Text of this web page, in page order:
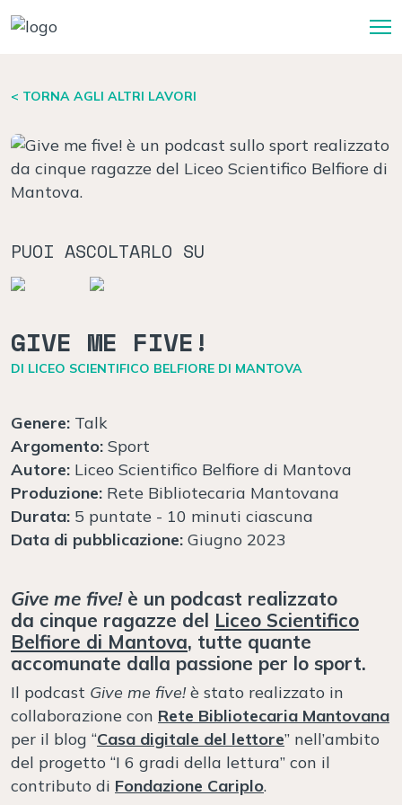
< TORNA AGLI ALTRI LAVORI
PUOI ASCOLTARLO SU
GIVE ME FIVE!
DI LICEO SCIENTIFICO BELFIORE DI MANTOVA
Genere: Talk
Argomento: Sport
Autore: Liceo Scientifico Belfiore di Mantova
Produzione: Rete Bibliotecaria Mantovana
Durata: 5 puntate - 10 minuti ciascuna
Data di pubblicazione: Giugno 2023
Give me five!è un podcast realizzato
da cinque ragazze del Liceo Scientifico
Belfiore di Mantova, tutte quante
accomunate dalla passione per lo sport.
Il podcast Give me five!è stato realizzato in
collaborazione con Rete Bibliotecaria Mantovana
per il blog “Casa digitale del lettore” nell’ambito
del progetto “I 6 gradi della lettura” con il
contributo di Fondazione Cariplo.